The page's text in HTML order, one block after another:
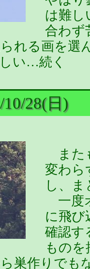
は難
合わず
れる画を選
い…続く
28(日)
また
変わら
し、
一度
に飛び
確認す
もの
ら巣作りで